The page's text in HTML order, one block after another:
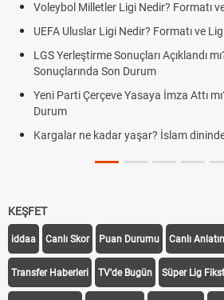
Voleybol Milletler Ligi Nedir? Formatı
UEFA Uluslar Ligi Nedir? Formatı ve
LGS Yerleştirme Sonuçları Açıklandı
Sonuçlarında Son Durum
Yeni Parti Çerçeve Yasaya İmza Attı
Durum
Kargalar ne kadar yaşar? İslam
KEŞFET
iddaa Canlı Skor Puan Durumu Canlı
Transfer Haberleri TV'de Bugün Süper Lig